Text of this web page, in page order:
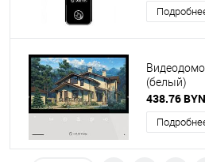
(белый)
438.76